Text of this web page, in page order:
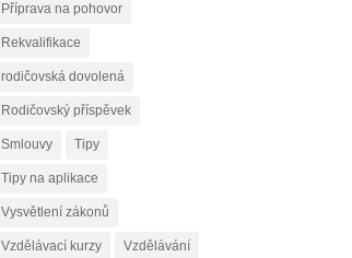
Příprava na pohovor
Rekvalifikace
rodičovská dovolená
Rodičovský příspěvek
Smlouvy Tipy
Tipy na aplikace
Vysvětlení zákonů
Vzdělávací kurzy Vzdělávání